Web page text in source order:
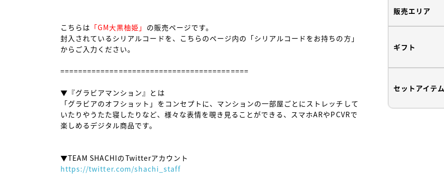
こちらは 「GM大黒柚姫」 の販売ページです。
封入されているシリアルコードを、こちらのページ内の「シリアルコードをお持ちの方」
からご入力ください。
==========================================
▼『グラビアマンション』とは
「グラビアのオフショット」をコンセプトに、マンションの一部屋ごとにストレッチして
いたりやうたた寝したりなど、様々な表情を覗き見ることができる、スマホARやPCVRで
楽しめるデジタル商品です。
https://twitter.com/shachi_staff
販売エリア
ギフト
セットアイテム